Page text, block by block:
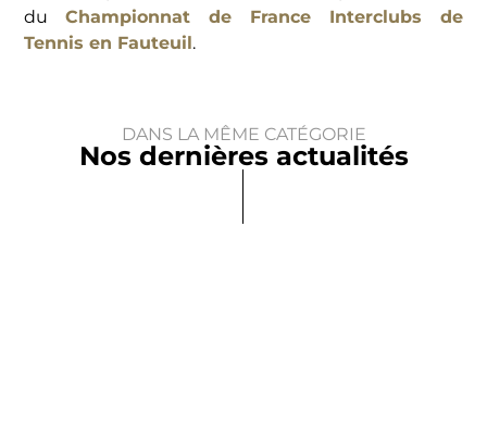
duChampionnat de France Interclubs de
Tennis en Fauteuil.
DANS LA MÊME CATÉGORIE
Nos dernières actualités